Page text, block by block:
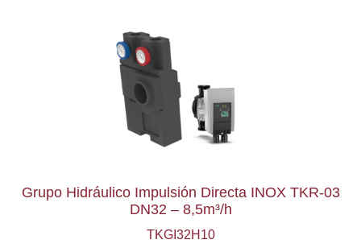
Grupo Hidráulico Impulsión Directa INOX TKR-03
DN32 – 8,5m³/h
TKGI32H10